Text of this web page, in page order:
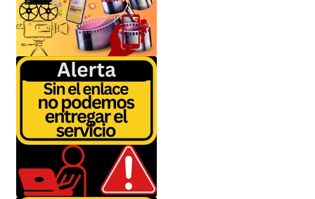
NickyJam PMFs/FAQs
Papi Longaniza
PMF FAQs
Política de privacidad
Política de reembolsos y devoluciones